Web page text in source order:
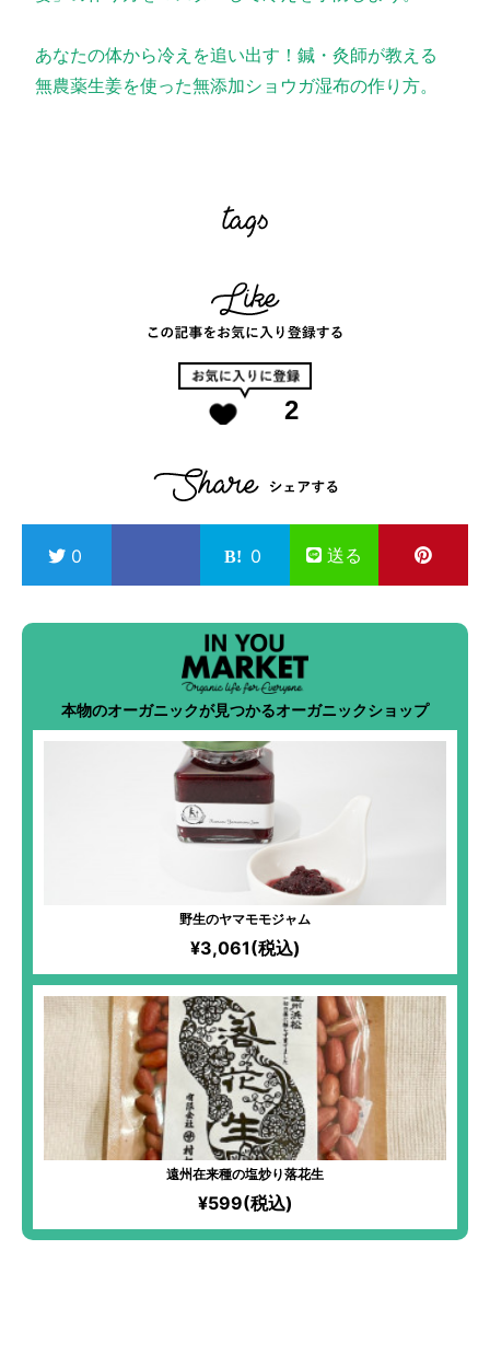
あなたの体から冷えを追い出す！鍼・灸師が教える
無農薬生姜を使った無添加ショウガ湿布の作り方。
2
0 0 送る
本物のオーガニックが見つかるオーガニックショップ
野生のヤマモモジャム
¥3,061(税込)
遠州在来種の塩炒り落花生
¥599(税込)